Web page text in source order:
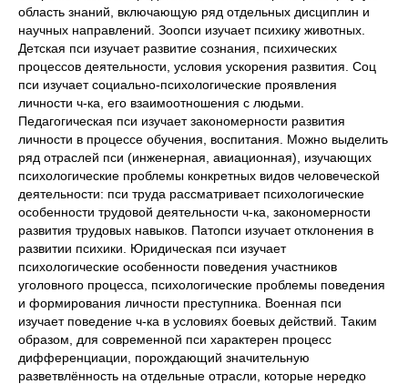
область знаний, включающую ряд отдельных дисциплин и
научных направлений. Зоопси изучает психику животных.
Детская пси изучает развитие сознания, психических
процессов деятельности, условия ускорения развития. Соц
пси изучает социально-психологические проявления
личности ч-ка, его взаимоотношения с людьми.
Педагогическая пси изучает закономерности развития
личности в процессе обучения, воспитания. Можно выделить
ряд отраслей пси (инженерная, авиационная), изучающих
психологические проблемы конкретных видов человеческой
деятельности: пси труда рассматривает психологические
особенности трудовой деятельности ч-ка, закономерности
развития трудовых навыков. Патопси изучает отклонения в
развитии психики. Юридическая пси изучает
психологические особенности поведения участников
уголовного процесса, психологические проблемы поведения
и формирования личности преступника. Военная пси
изучает поведение ч-ка в условиях боевых действий. Таким
образом, для современной пси характерен процесс
дифференциации, порождающий значительную
разветвлённость на отдельные отрасли, которые нередко